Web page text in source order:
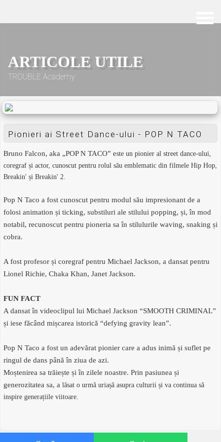
ARTICOLE UTILE
TROUBLE Academy
Pionieri ai Street Dance-ului - POP N TACO
Bruno Falcon, aka „POP N TACO” este un pionier al street dance-ului,
coregraf și actor, cunoscut pentru rolul său emblematic din filmele Hip Hop,
Breakin' și Breakin' 2.
Pop N Taco a fost cunoscut pentru modul său impresionant de a
folosi animation și ticking, substiluri ale stilului popping, și, în mod
notabil, recunoscut pentru pioneria sa în stilulurile waving, snaking și
cobra.
A fost profesor și coregraf pentru Michael Jackson, a dansat pentru
Lionel Richie, Chaka Khan, Janet Jackson.
FUN FACT
A dansat în videoclipul lui Michael Jackson “SMOOTH CRIMINAL”
și iese făcând mișcarea istorică “defying gravity lean”.
Pop N Taco a fost un adevărat pionier care a adus inimă și suflet pe
ringul de dans până în ziua de azi.
Moștenirea sa trăiește și în zilele noastre. Prin pasiunea și
generozitatea sa, alăsat o urmă uriașă asupra culturii și va continua să
inspire generațiile viitoare.